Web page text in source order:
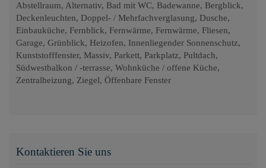
Abstellraum Alternativ Bad mit WC Badewanne
Bergblick
Deckenleuchten
Doppel- / Mehrfachverglasung
Dusche
Einbauküche
Fernblick Fernwärme Fernwärme
Fliesen
Garage Grünblick Heizofen
Innenliegender Sonnenschutz
Kunststofffenster Massiv Parkett Parkplatz
Pultdach
Südwestbalkon / -terrasse Wohnküche / offene Küche
Zentralheizung
Ziegel Öffenbare Fenster
Kontaktieren Sie uns